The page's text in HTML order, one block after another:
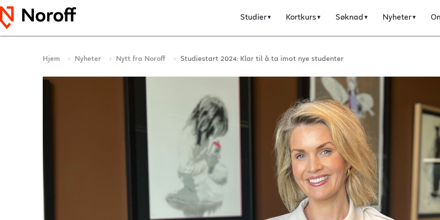
Studier Kortkurs Søknad Nyheter
Hjem Nyheter Nytt fra Noroff Studiestart 2024: Klar til å ta imot nye studenter